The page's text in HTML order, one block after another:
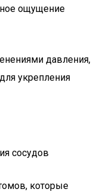
ощущение
давления,
укрепления
сосудов
которые